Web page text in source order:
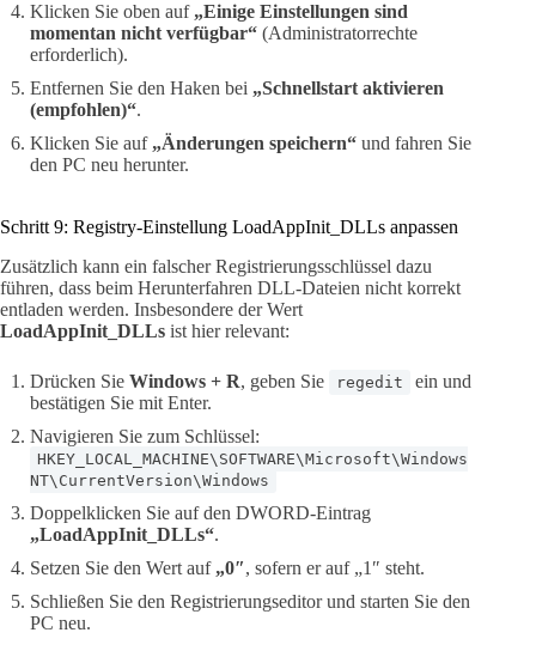
Klicken Sie oben auf „Einige Einstellungen sind
momentan nicht verfügbar“ (Administratorrechte
erforderlich).
Entfernen Sie den Haken bei „Schnellstart aktivieren
(empfohlen)“.
Klicken Sie auf „Änderungen speichern“ und fahren Sie
den PC neu herunter.
Schritt 9: Registry-Einstellung LoadAppInit_DLLs anpassen
Zusätzlich kann ein falscher Registrierungsschlüssel dazu
führen, dass beim Herunterfahren DLL-Dateien nicht korrekt
entladen werden. Insbesondere der Wert
LoadAppInit_DLLs ist hier relevant:
Drücken Sie Windows + R, geben Sie regedit
ein und
bestätigen Sie mit Enter.
Navigieren Sie zum Schlüssel:
HKEY_LOCAL_MACHINE\SOFTWARE\Microsoft\Windows
NT\CurrentVersion\Windows
Doppelklicken Sie auf den DWORD-Eintrag
„LoadAppInit_DLLs“.
Setzen Sie den Wert auf „0″, sofern er auf „1″ steht.
Schließen Sie den Registrierungseditor und starten Sie den
PC neu.